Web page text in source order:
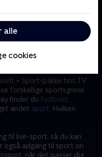
alle
cookies
du fordybe dig i alle on
til at opleve Superligaen
+ Sport-pakke hos TV
forskellige sportsgrene
finder du fodbold,
andet sport. Hvilken
til live-sport, så du kan
også adgang til sport on
når det passer dig.